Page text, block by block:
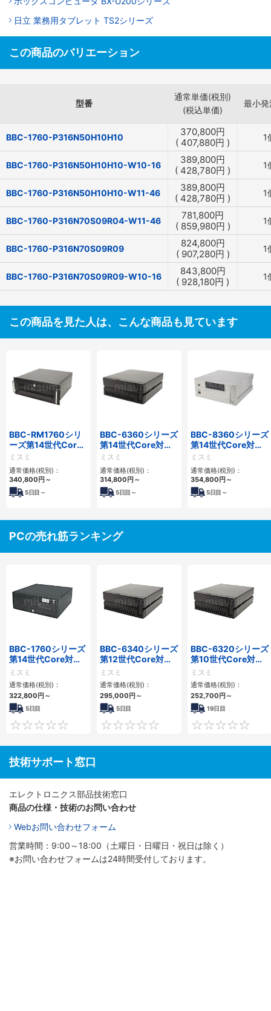
日立 業務用タブレット TS2シリーズ
この商品のバリエーション
型番
通常単価(税別)
(税込単価)
最小
BBC-1760-P316N50H10H10 370,800円
( 407,880円 ) 1
BBC-1760-P316N50H10H10-W10-16 389,800円
( 428,780円 ) 1
BBC-1760-P316N50H10H10-W11-46 389,800円
( 428,780円 ) 1
BBC-1760-P316N70S09R04-W11-46 781,800円
( 859,980円 ) 1
BBC-1760-P316N70S09R09 824,800円
( 907,280円 ) 1
BBC-1760-P316N70S09R09-W10-16 843,800円
( 928,180円 ) 1
この商品を見た人は、こんな商品も見ています
BBC-RM1760シリ
ーズ第14世代Core
対応ラックマウント
3PCIe
ミスミ
通常価格(税別)：
340,800円～
5日目～
BBC-6360シリーズ
第14世代Core対応
小型フロアマウント
2PCIe
ミスミ
通常価格(税別)：
314,800円～
5日目～
BBC-8360シリーズ
第14世代Core対応
フロアマウント
2PCIe
ミスミ
通常価格(税別)：
354,800円～
5日目～
PCの売れ筋ランキング
BBC-1760シリーズ
第14世代Core対応
小型フロアマウント
3PCIe
ミスミ
通常価格(税別)：
322,800円～
5日目
0
BBC-6340シリーズ
第12世代Core対応
小型フロアマウント
PC2PCI/2PCIe
ミスミ
通常価格(税別)：
295,000円～
5日目
0
BBC-6320シリーズ
第10世代Core対応
小型フロアマウント
FAPC 2PCI・2PCIe
ミスミ
通常価格(税別)：
252,700円～
19日目
技術サポート窓口
エレクトロニクス部品技術窓口
商品の仕様・技術のお問い合わせ
Webお問い合わせフォーム
営業時間：9:00～18:00（土曜日・日曜日・祝日は除く）
※お問い合わせフォームは24時間受付しております。